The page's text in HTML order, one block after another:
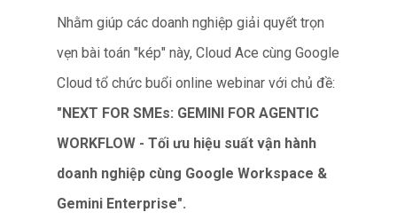
Nhằm giúp các doanh nghiệp giải quyết trọn
vẹn bài toán "kép" này, Cloud Ace cùng Google
Cloud tổ chức buổi online webinar với chủ đề:
"NEXT FOR SMEs: GEMINI FOR AGENTIC
WORKFLOW - Tối ưu hiệu suất vận hành
doanh nghiệp cùng Google Workspace &
Gemini Enterprise".